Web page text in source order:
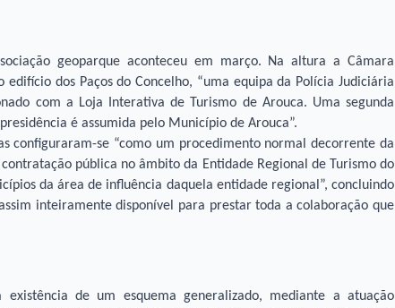
geoparque aconteceu em março. Na altura a Câmara
dos Paços do Concelho, “uma equipa da Polícia Judiciária
com a Loja Interativa de Turismo de Arouca. Uma segunda
é assumida pelo Município de Arouca”.
configuraram-se “como um procedimento normal decorrente da
pública no âmbito da Entidade Regional de Turismo do
da área de influência daquela entidade regional”, concluindo
inteiramente disponível para prestar toda a colaboração que
de um esquema generalizado, mediante a atuação